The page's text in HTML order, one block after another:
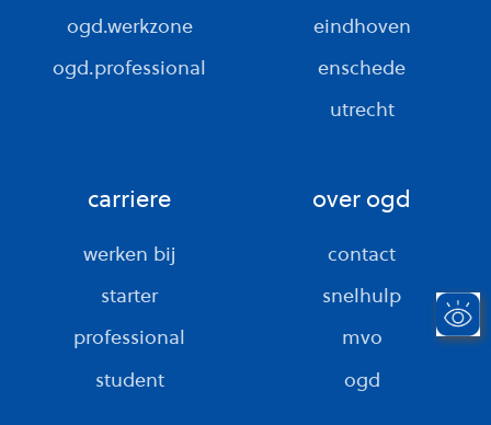
ogd.werkzone
ogd.professional
eindhoven
enschede
utrecht
carriere
werken bij
starter
professional
student
over ogd
contact
snelhulp
mvo
ogd